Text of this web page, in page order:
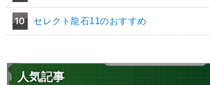
10 セレクト龍石11のおすすめ
人気記事